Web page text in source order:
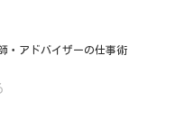
・アドバイザーの仕事術